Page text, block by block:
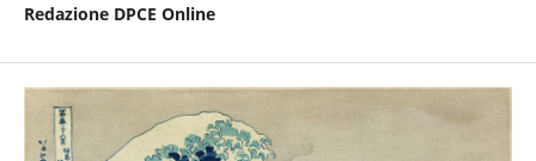
Redazione DPCE Online